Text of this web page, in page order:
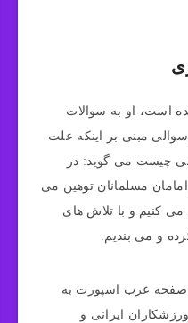
است، او به سوالات
مبنی بر اینکه علت
چیست می گوید: در
مسلمانان توهین می
کنیم و با تلاش های
و می بندیم.
صفحه عرب اسپورت به
ایرانی و